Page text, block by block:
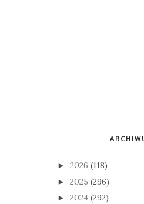
► 2026 (118)
► 2025 (296)
► 2024 (292)